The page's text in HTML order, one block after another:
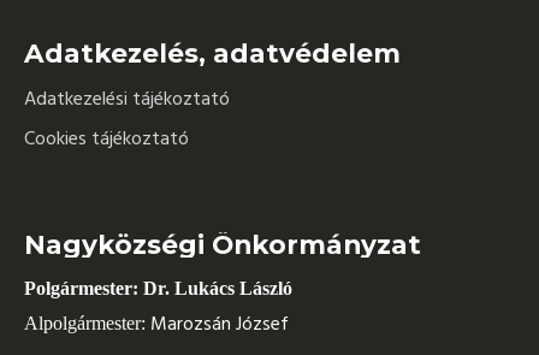
Adatkezelés, adatvédelem
Adatkezelési tájékoztató
Cookies tájékoztató
Nagyközségi Önkormányzat
Polgármester: Dr. Lukács László
Alpolgármester: Marozsán József